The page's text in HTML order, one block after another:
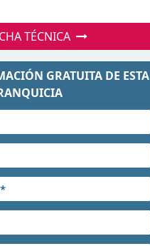
TÉCNICA
GRATUITA DE ESTA